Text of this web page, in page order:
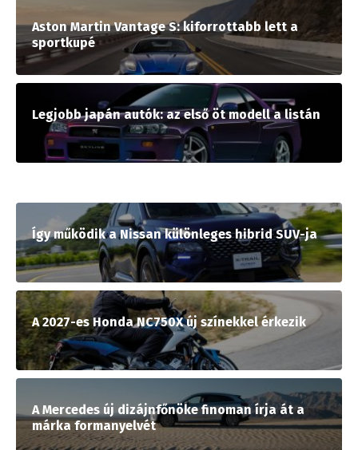
Aston Martin Vantage S: kiforrottabb lett a
sportkupé
Legjobb japán autók: az első öt modell a listán
Így működik a Nissan különleges hibrid SUV-ja
A 2027-es Honda NC750X új színekkel érkezik
A Mercedes új dizájnfőnöke finoman írja át a
márka formanyelvét